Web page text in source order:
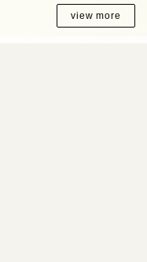
view more
Beauty with your
Beauty with your